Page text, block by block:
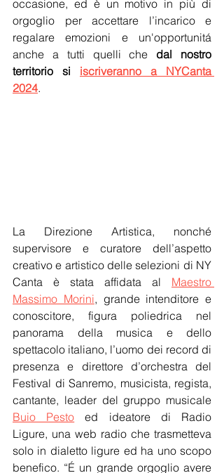
occasione, ed è un motivo in più di
orgoglio per accettare l’incarico e
regalare emozioni e un'opportunitá
anche a tutti quelli che dal nostro
territorio si iscriveranno a NYCanta
2024.
La Direzione Artistica, nonché
supervisore e curatore dell’aspetto
creativo e artistico delle selezioni di NY
Canta è stata affidata al Maestro
Massimo Morini, grande intenditore e
conoscitore, figura poliedrica nel
panorama della musica e dello
spettacolo italiano, l’uomo dei record di
presenza e direttore d’orchestra del
Festival di Sanremo, musicista, regista,
Buio Pesto ed ideatore di Radio
Ligure, una web radio che trasmetteva
solo in dialetto ligure ed ha uno scopo
benefico. “É un grande orgoglio avere